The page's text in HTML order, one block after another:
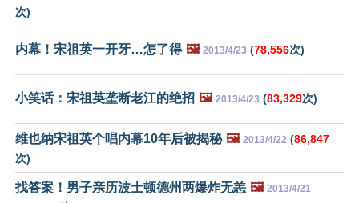
次)
内幕！宋祖英一开牙…怎了得 🖼️ 2013/4/23 (78,556次)
小笑话：宋祖英垄断老江的绝招 🖼️ 2013/4/23 (83,329次)
维也纳宋祖英个唱内幕10年后被揭秘 🖼️ 2013/4/22 (86,847
次)
找答案！男子亲历波士顿德州两爆炸无恙 🖼️ 2013/4/21